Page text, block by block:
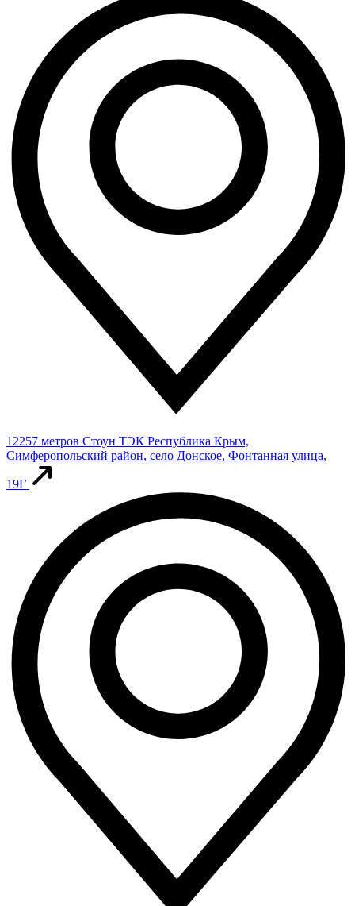
12257 метров Стоун ТЭК Республика Крым,
Симферопольский район, село Донское, Фонтанная улица,
19Г